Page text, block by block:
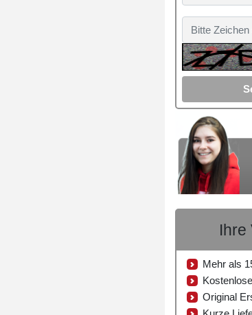
Ihre
Mehr als
Original